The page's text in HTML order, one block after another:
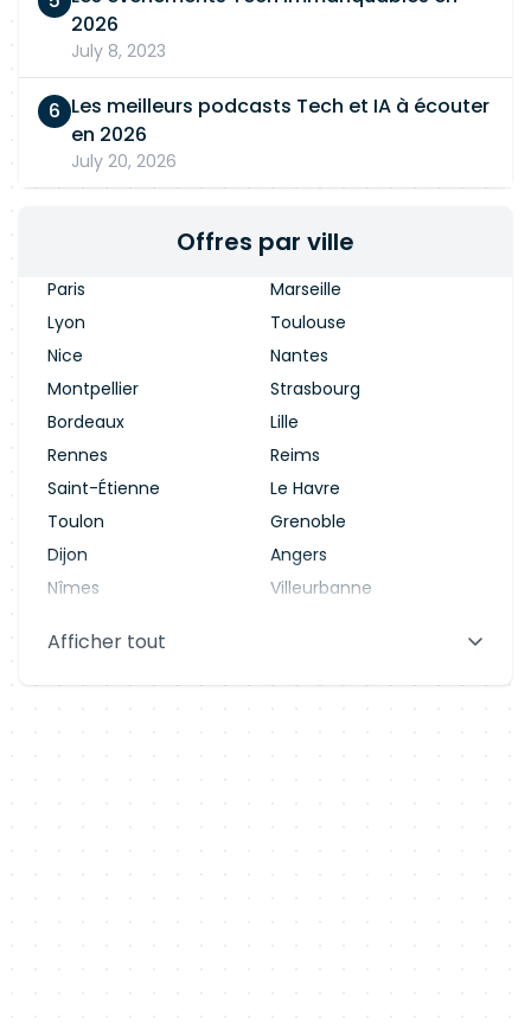
2026
July 8, 2023
Les meilleurs podcasts Tech et IA à écouter
en 2026
July 20, 2026
Offres par ville
Paris
Marseille
Lyon
Toulouse
Nice
Nantes
Montpellier
Strasbourg
Bordeaux
Lille
Rennes
Reims
Saint-Étienne
Le Havre
Toulon
Grenoble
Dijon
Angers
Nîmes
Villeurbanne
Aix-en-Provence
Brest
Tours
Afficher tout